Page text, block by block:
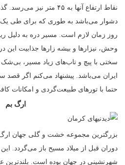
نقاط ارتفاع آنها به ۴۵
روز زمان لازم است. مسیر دره به دلیل
وحش، نیزار‌ها و بیشه زار‌ها جذابیت این
سختی با پیچ و تاب‌های زیاد مسیر،
ایران می‌باشد. پیشنهاد می‌کنم اگر قصد
حتما با تورهای طبیعت‌گردی و امکانات
ارگ بم
بزرگترین مجموعه خشت و گلی جهان
دوران قبل از میلاد مسیح باز می‌گردد.